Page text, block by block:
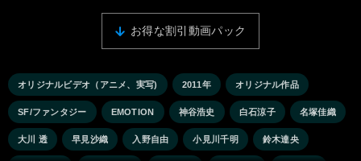
お得な割引動画パック
オリジナルビデオ（アニメ、実写) 2011年 オリジナル作品
SF/ファンタジー EMOTION 神谷浩史 白石涼子 名塚佳織
大川 透 早見沙織 入野自由 小見川千明 鈴木達央